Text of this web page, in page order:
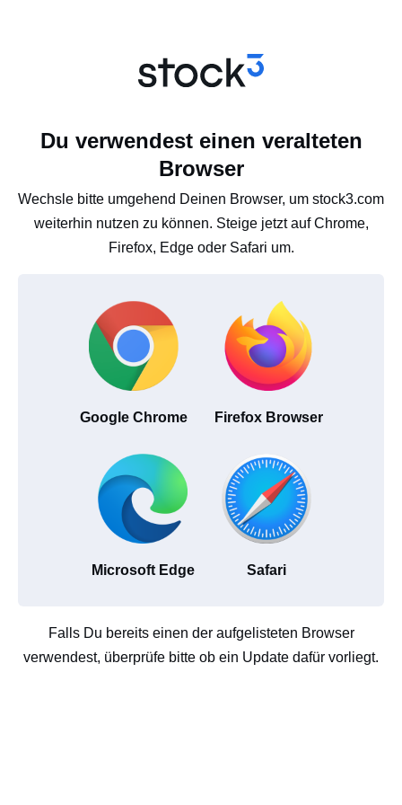
Du verwendest einen veralteten
Browser
Wechsle bitte umgehend Deinen Browser, um stock3.com
weiterhin nutzen zu können. Steige jetzt auf Chrome,
Firefox, Edge oder Safari um.
Google Chrome Firefox Browser
Microsoft Edge Safari
Falls Du bereits einen der aufgelisteten Browser
verwendest, überprüfe bitte ob ein Update dafür vorliegt.